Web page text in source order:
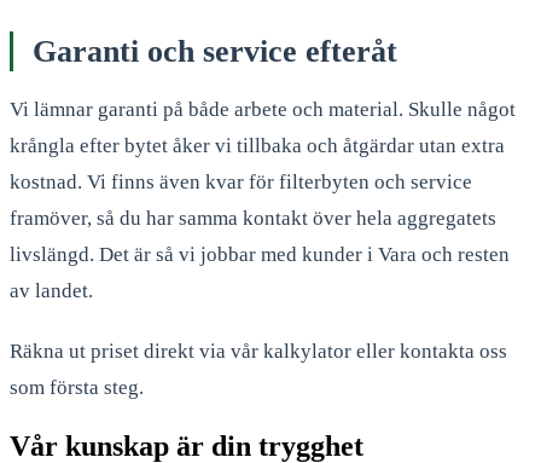
Garanti och service efteråt
Vi lämnar garanti på både arbete och material. Skulle något
krångla efter bytet åker vi tillbaka och åtgärdar utan extra
kostnad. Vi finns även kvar för filterbyten och service
framöver, så du har samma kontakt över hela aggregatets
livslängd. Det är så vi jobbar med kunder i Vara och resten
av landet.
Räkna ut priset direkt via vår kalkylator eller kontakta oss
som första steg.
Vår kunskap är din trygghet